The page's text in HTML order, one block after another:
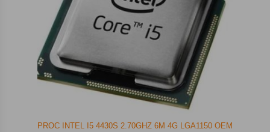
PROC INTEL I5 4430S 2.70GHZ 6M 4G LGA1150 OEM